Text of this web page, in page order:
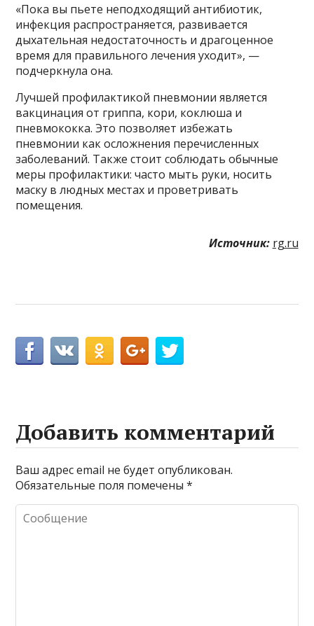
«Пока вы пьете неподходящий антибиотик,
инфекция распространяется, развивается
дыхательная недостаточность и драгоценное
время для правильного лечения уходит», —
подчеркнула она.
Лучшей профилактикой пневмонии является
вакцинация от гриппа, кори, коклюша и
пневмококка. Это позволяет избежать
пневмонии как осложнения перечисленных
заболеваний. Также стоит соблюдать обычные
меры профилактики: часто мыть руки, носить
маску в людных местах и проветривать
помещения.
Источник: rg.ru
Добавить комментарий
Ваш адрес email не будет опубликован.
Обязательные поля помечены*